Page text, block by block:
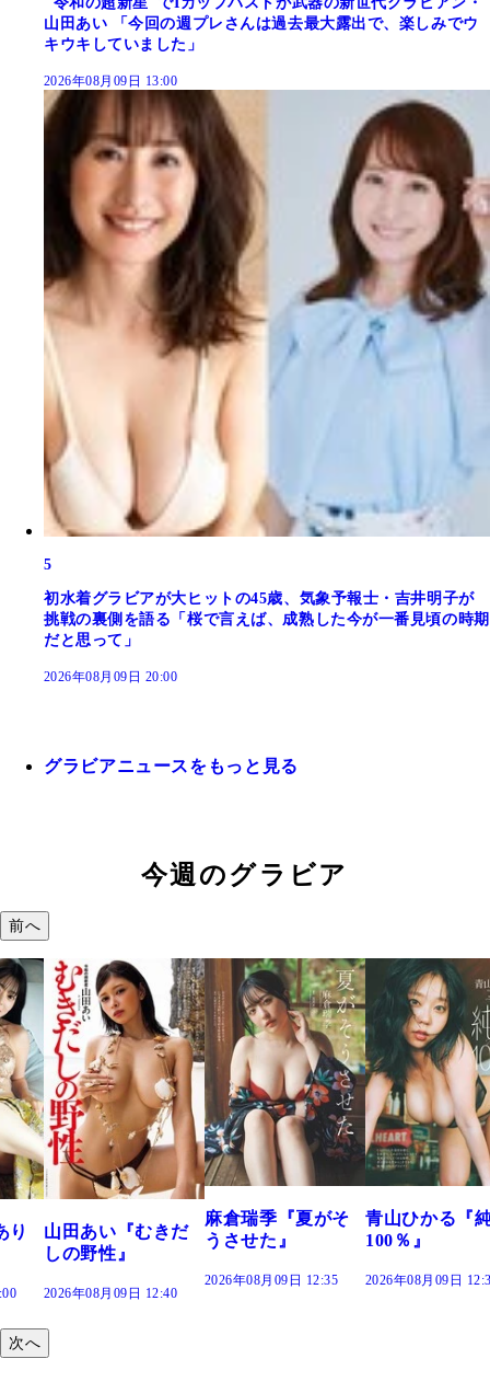
山田あい 「今回の週プレさんは過去最大露出で、楽しみでウ
キウキしていました」
2026年08月09日 13:00
5
初水着グラビアが大ヒットの45歳、気象予報士・吉井明子が
挑戦の裏側を語る「桜で言えば、成熟した今が一番見頃の時期
だと思って」
2026年08月09日 20:00
グラビアニュースをもっと見る
今週のグラビア
前へ
だ
麻倉瑞季『夏がそ
うさせた』
青山ひかる『純度
100％』
2026年08月09日 12:30
溝端 葵『もう
つの、あおい
で。』
2026年08月09日
次へ